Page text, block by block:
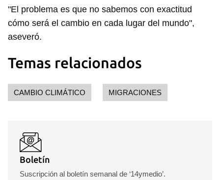
iniciar sesión con tu cuenta de 14ymedio.
"El problema es que no sabemos con exactitud
cómo será el cambio en cada lugar del mundo",
aseveró.
Temas relacionados
CAMBIO CLIMÁTICO MIGRACIONES
Boletín
Suscripción al boletín semanal de ‘14ymedio’.